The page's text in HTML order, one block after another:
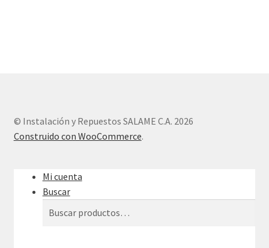
© Instalación y Repuestos SALAME C.A. 2026
Construido con WooCommerce.
Mi cuenta
Buscar